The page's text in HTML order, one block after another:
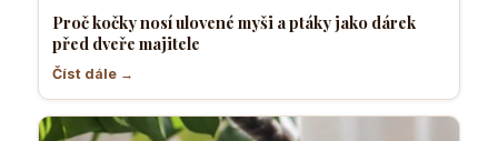
Proč kočky nosí ulovené myši a ptáky jako dárek
před dveře majitele
Číst dále →